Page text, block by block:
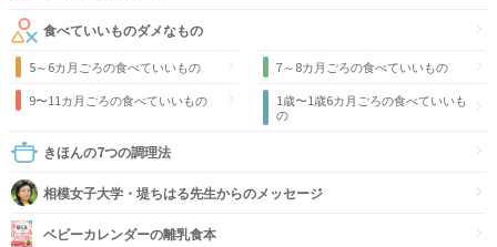
食べていいものダメなもの
5～6カ月ごろの食べていいもの
7～8カ月ごろの食べていいもの
9〜11カ月ごろの食べていいもの
1歳〜1歳6カ月ごろの食べていいも
の
きほんの7つの調理法
相模女子大学・堤ちはる先生からのメッセージ
ベビーカレンダーの離乳食本